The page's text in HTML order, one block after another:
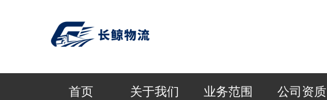
首页 关于我们 业务范围 公司资质